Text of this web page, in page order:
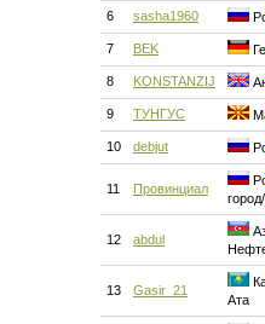
6 sasha1960
7 BEK
8 KONSTANZIJ
9 ТУНГУС
10 debjut
11 Провинциал
12 abdul
13 Gasir_21
Ата